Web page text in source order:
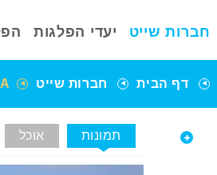
חברות שייט יעדי הפלגות
דף הבית חברות שייט
תמונות אוכל